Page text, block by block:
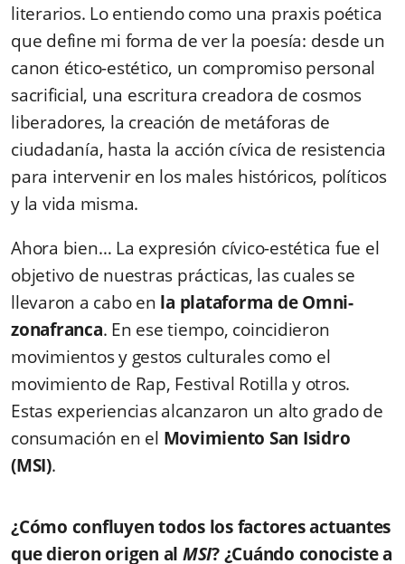
literarios. Lo entiendo como una praxis poética
que define mi forma de ver la poesía: desde un
canon ético-estético, un compromiso personal
sacrificial, una escritura creadora de cosmos
liberadores, la creación de metáforas de
ciudadanía, hasta la acción cívica de resistencia
para intervenir en los males históricos, políticos
y la vida misma.
Ahora bien… La expresión cívico-estética fue el
objetivo de nuestras prácticas, las cuales se
llevaron a caboen la plataforma de Omni-
zonafranca. En ese tiempo, coincidieron
movimientosy gestos culturales como el
movimientode Rap, Festival Rotilla y otros.
Estas experienciasalcanzaron un alto grado de
consumación en el Movimiento San Isidro
(MSI).
¿Cómo confluyen todos los factores actuantes
que dieron origen al MSI? ¿Cuándo conociste a